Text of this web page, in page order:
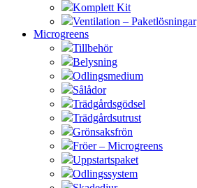
Komplett Kit
Ventilation – Paketlösningar
Microgreens
Tillbehör
Belysning
Odlingsmedium
Sålådor
Trädgårdsgödsel
Trädgårdsutrust
Grönsaksfrön
Fröer – Microgreens
Uppstartspaket
Odlingssystem